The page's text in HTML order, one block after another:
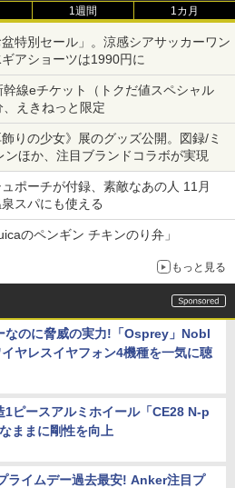
1週間 1カ月
特別セール」。涼感シアサッカーワン
アショーツは1990円に
線eチケット（トクだ値スペシャル
えきねっと限定
りの少女》展のグッズ公開。図録/ミ
ンほか、注目ブランドコラボが実現
ポーチが付録、素敵なあの人 11月
スパにも使える
のペンギン チキンのり弁」
もっと見る
なのに脅威の実力!「Osprey」Nobl
ヤレスイヤフォン4機種を一気に聴
1ピースアルミホイール「CE28 N-p
ままに剛性を向上
ライムデー過去最安! Anker注目プ